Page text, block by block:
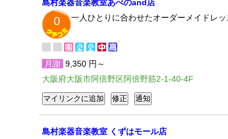
島村楽器音楽教室あべのand店
0 一人ひとりに合わせたオーダーメイドレ
月謝 9,350 円～
大阪府大阪市阿倍野区阿倍野筋2-1-40-4F
島村楽器音楽教室 くずはモール店